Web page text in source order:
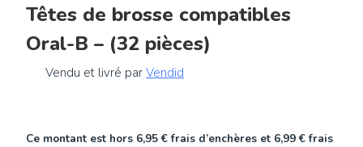
Têtes de brosse compatibles
Oral-B – (32 pièces)
Vendu et livré par Vendid
Ce montant est hors 6,95 €frais d’enchères et 6,99 €frais